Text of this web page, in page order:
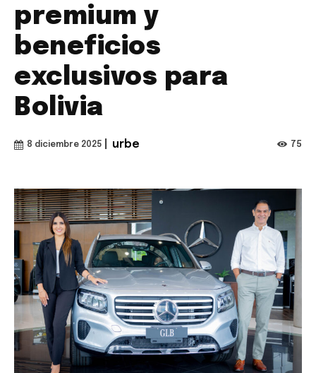
premium y
beneficios
exclusivos para
Bolivia
8 diciembre 2025 urbe 75